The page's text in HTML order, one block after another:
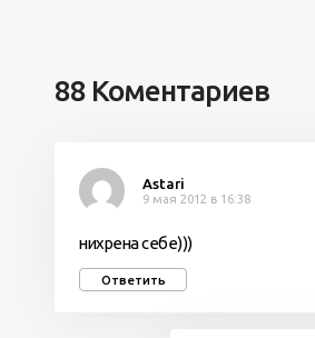
88 Коментариев
Astari
9 мая 2012 в 16:38
нихрена себе)))
Ответить